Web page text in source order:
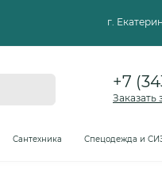
г.
+7
Заказать
Сантехника Спецодежда и